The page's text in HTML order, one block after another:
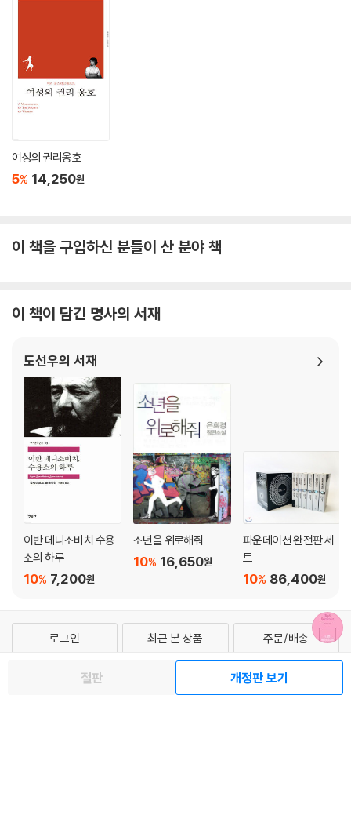
여성의 권리옹호
5% 14,250원
이 책을 구입하신 분들이 산 분야 책
이 책이 담긴 명사의 서재
도선우의 서재
이반 데니소비치 수용
소의 하루
10% 7,200원
소년을 위로해줘
10% 16,650원
파운데이션 완전판 세
트
10% 86,400원
절판 개정판 보기
로그인 최근 본 상품 주문/배송
고객센터 1544-3800
중고샵 1566-4295